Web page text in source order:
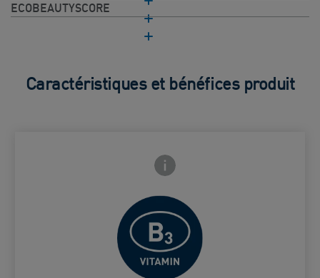
ECOBEAUTYSCORE
Caractéristiques et bénéfices produit
Frontside Info icon
Aide à apaiser la peau.